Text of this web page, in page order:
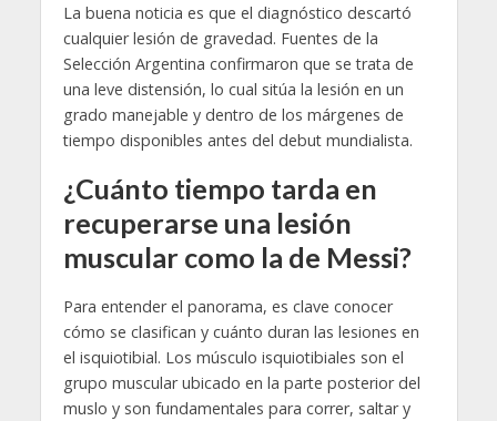
La buena noticia es que el diagnóstico descartó
cualquier lesión de gravedad. Fuentes de la
Selección Argentina confirmaron que se trata de
una leve distensión, lo cual sitúa la lesión en un
grado manejable y dentro de los márgenes de
tiempo disponibles antes del debut mundialista.
¿Cuánto tiempo tarda en
recuperarse una lesión
muscular como la de Messi?
Para entender el panorama, es clave conocer
cómo se clasifican y cuánto duran las lesiones en
el isquiotibial. Los músculo isquiotibiales son el
grupo muscular ubicado en la parte posterior del
muslo y son fundamentales para correr, saltar y